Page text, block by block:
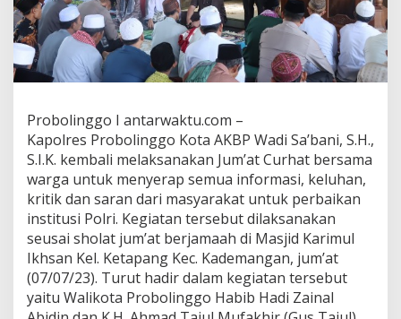
Probolinggo I antarwaktu.com –
Kapolres Probolinggo Kota AKBP Wadi Sa’bani, S.H.,
S.I.K. kembali melaksanakan Jum’at Curhat bersama
warga untuk menyerap semua informasi, keluhan,
kritik dan saran dari masyarakat untuk perbaikan
institusi Polri. Kegiatan tersebut dilaksanakan
seusai sholat jum’at berjamaah di Masjid Karimul
Ikhsan Kel. Ketapang Kec. Kademangan, jum’at
(07/07/23). Turut hadir dalam kegiatan tersebut
yaitu Walikota Probolinggo Habib Hadi Zainal